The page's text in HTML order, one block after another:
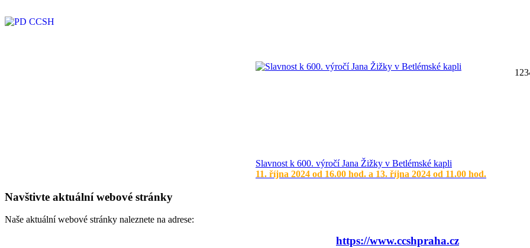
Slavnost k 600. výročí Jana Žižky v Betlémské kapli
11. října 2024 od 16.00 hod. a 13. října 2024 od 11.00 hod.
1 23
Navštivte aktuální webové stránky
Naše aktuální webové stránky naleznete na adrese:
https://www.ccshpraha.cz